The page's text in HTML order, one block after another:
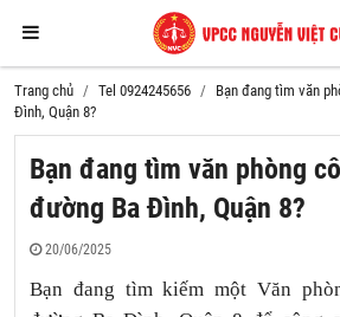
Trang chủ Tel 0924245656
Bạn đang tìm văn
Đình, Quận 8?
Bạn đang tìm văn phòng
đường Ba Đình, Quận 8?
20/06/2025
Bạn đang tìm kiếm một Văn